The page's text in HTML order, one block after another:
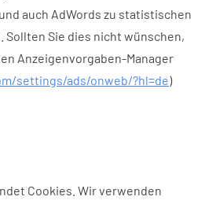
auch AdWords zu statistischen
Sollten Sie dies nicht wünschen,
Anzeigenvorgaben-Manager
settings/ads/onweb/?hl=de)
Cookies. Wir verwenden